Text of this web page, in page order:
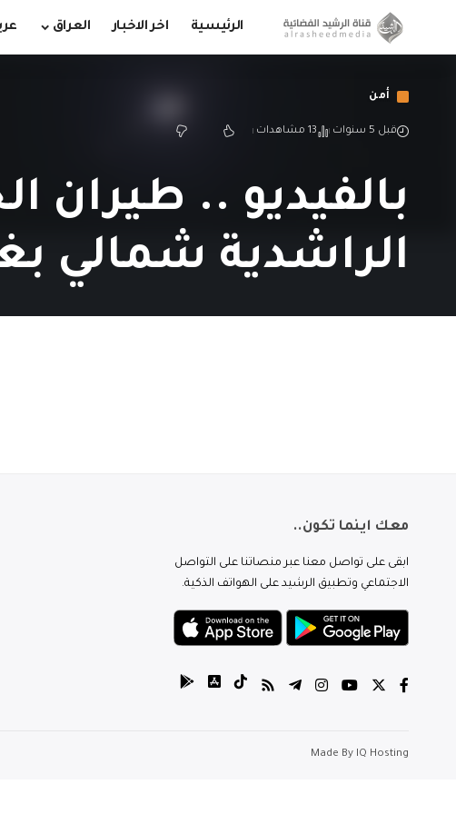
الرئيسية اخر الاخبار العراق
أمن
قبل 5 سنوات 13 مشاهدات
بالفيديو .. طيران
الراشدية شمالي
معك اينما تكون..
ابقى على تواصل معنا عبر منصاتنا على التواصل
الاجتماعي وتطبيق الرشيد على الهواتف الذكية.
Made By IQ Hosting